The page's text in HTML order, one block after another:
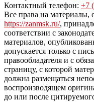
Контактный телефон: +7
Все права на материалы,
https://zanmsk.ru/,
соответствии с
материалов,
допускается только с
правообладателя и с
страницу, с которой
должна размещаться
воспроизводящем
до или после